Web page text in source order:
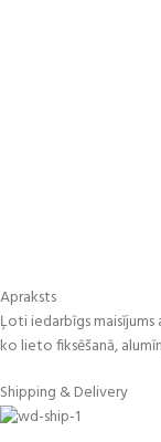
Apraksts
Ļoti iedarbīgs
ko lieto fiksēšanā,
Shipping & Delivery